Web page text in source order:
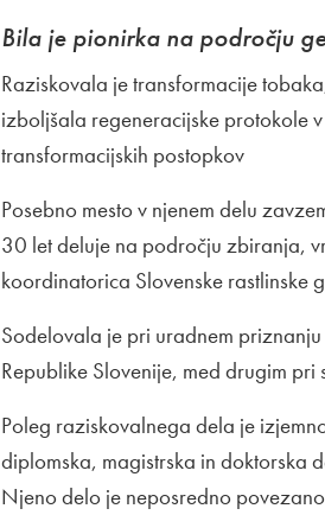
Bila je pionirka na področju
Raziskovala je transformacije
izboljšala regeneracijske protokole
transformacijskih postopkov
Posebno mesto v njenem delu
30 let deluje na področju zbiranja,
koordinatorica Slovenske rastlinske
Sodelovala je pri uradnem
Republike Slovenije, med drugim
Poleg raziskovalnega dela je
diplomska, magistrska in doktorska
Njeno delo je neposredno